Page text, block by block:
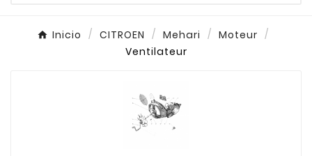
Inicio CITROEN Mehari
Moteur
Ventilateur